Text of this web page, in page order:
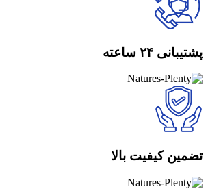
پشتیبانی ۲۴ ساعته
تضمین کیفیت بالا